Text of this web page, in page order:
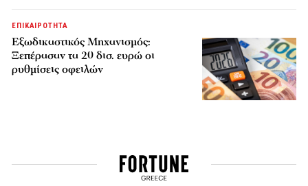
ΕΠΙΚΑΙΡΟΤΗΤΑ
Εξωδικαστικός Μηχανισμός:
Ξεπέρασαν τα 20 δισ. ευρώ οι
ρυθμίσεις οφειλών